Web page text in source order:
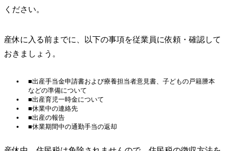
ください。
産休に入る前までに、以下の事項を従業員に依頼・確認して
おきましょう。
■出産手当金申請書および療養担当者意見書、子どもの戸籍謄本
などの準備について
■出産育児一時金について
■休業中の連絡先
■出産の報告
■休業期間中の通勤手当の返却